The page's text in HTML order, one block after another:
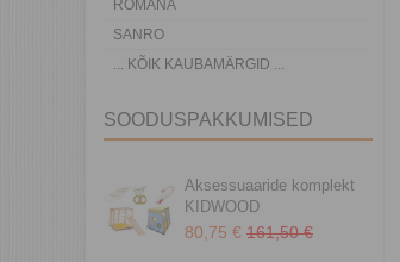
ROMANA
SANRO
... KÕIK KAUBAMÄRGID ...
SOODUSPAKKUMISED
Aksessuaaride komplekt
KIDWOOD
80,75 € 161,50 €